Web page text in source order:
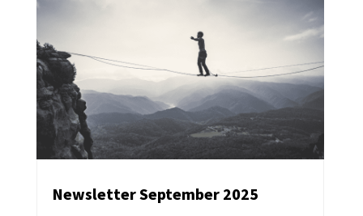
Newsletter September 2025